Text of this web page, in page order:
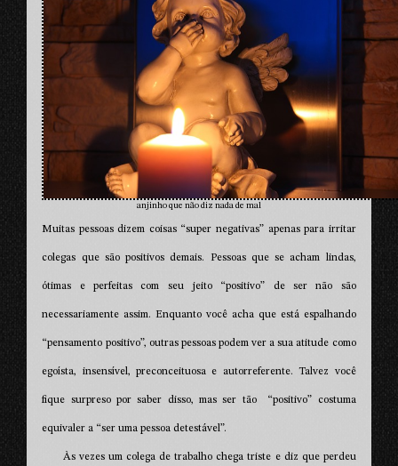
anjinho que não diz nada de mal
Muitas pessoas dizem coisas “super negativas” apenas para irritar
colegas que são positivos demais. Pessoas que se acham lindas,
ótimas e perfeitas com seu jeito “positivo” de ser não são
necessariamente assim. Enquanto você acha que está espalhando
“pensamento positivo”, outras pessoas podem ver a sua atitude como
egoísta, insensível, preconceituosa e autorreferente. Talvez você
fique surpreso por saber disso, mas ser tão “positivo” costuma
equivaler a “ser uma pessoa detestável”.
Às vezes um colega de trabalho chega triste e diz que perdeu